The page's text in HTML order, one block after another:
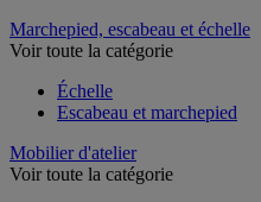
Marchepied, escabeau et échelle
Voir toute la catégorie
Échelle
Escabeau et marchepied
Mobilier d'atelier
Voir toute la catégorie